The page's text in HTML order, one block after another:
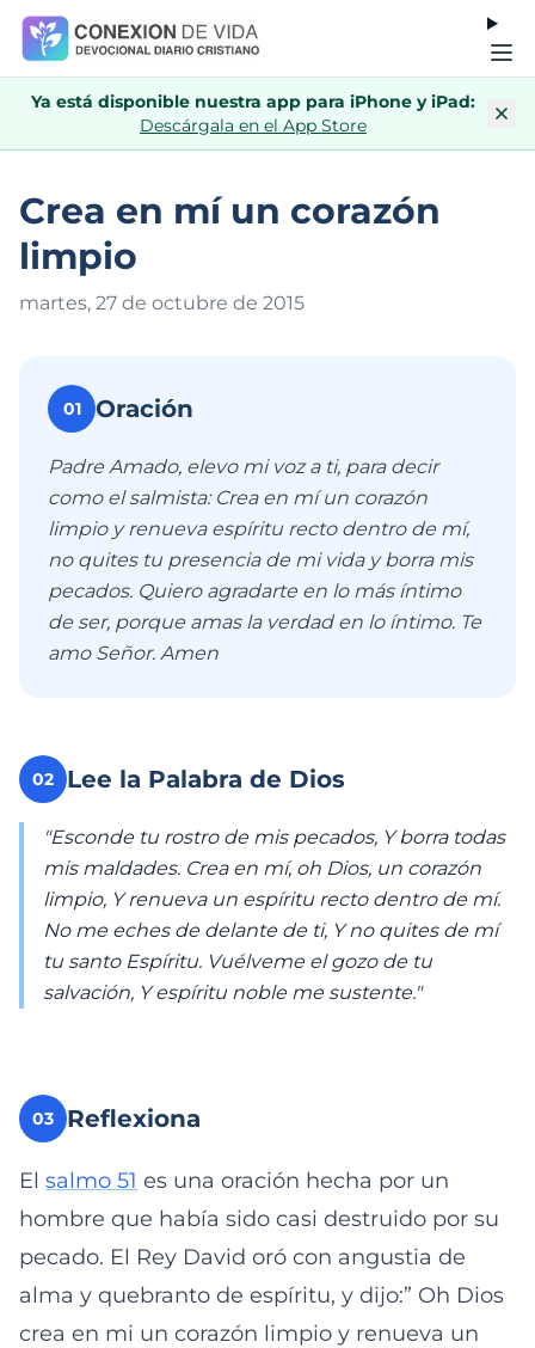
Ya está disponible nuestra app para iPhone y iPad:
Descárgala en el App Store
Crea en mí un corazón
limpio
martes, 27 de octubre de 2015
01 Oración
Padre Amado, elevo mi voz a ti, para decir
como el salmista: Crea en mí un corazón
limpio y renueva espíritu recto dentro de mí,
no quites tu presencia de mi vida y borra mis
pecados. Quiero agradarte en lo más íntimo
de ser, porque amas la verdad en lo íntimo. Te
amo Señor. Amen
02 Lee la Palabra de Dios
"Esconde tu rostro de mis pecados, Y borra todas
mis maldades. Crea en mí, oh Dios, un corazón
limpio, Y renueva un espíritu recto dentro de mí.
No me eches de delante de ti, Y no quites de mí
tu santo Espíritu. Vuélveme el gozo de tu
salvación, Y espíritu noble me sustente."
03 Reflexiona
El salmo 51 es una oración hecha por un
hombre que había sido casi destruido por su
pecado. El Rey David oró con angustia de
alma y quebranto de espíritu, y dijo:” Oh Dios
crea en mi un corazón limpio y renueva un